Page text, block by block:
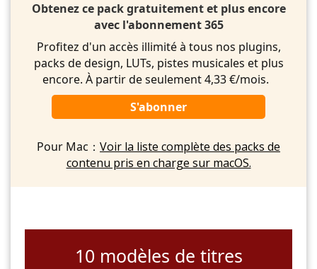
Obtenez ce pack gratuitement et plus encore
avec l'abonnement 365
Profitez d'un accès illimité à tous nos plugins,
packs de design, LUTs, pistes musicales et plus
encore. À partir de seulement 4,33 €/mois.
S'abonner
Pour Mac： Voir la liste complète des packs de
contenu pris en charge sur macOS.
10 modèles de titres